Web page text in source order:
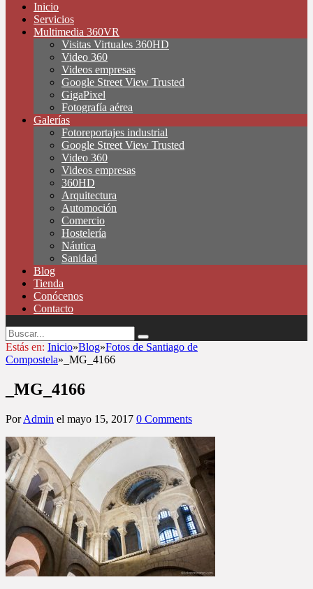
Inicio
Servicios
Multimedia 360VR
Visitas Virtuales 360HD
Video 360
Videos empresas
Google Street View Trusted
GigaPixel
Fotografía aérea
Galerías
Fotoreportajes industrial
Google Street View Trusted
Video 360
Videos empresas
360HD
Arquitectura
Automoción
Comercio
Hostelería
Náutica
Sanidad
Blog
Tienda
Conócenos
Contacto
Estás en: Inicio»Blog»Fotos de Santiago de
Compostela» _MG_4166
_MG_4166
PorAdmin el mayo 15, 2017 0 Comments